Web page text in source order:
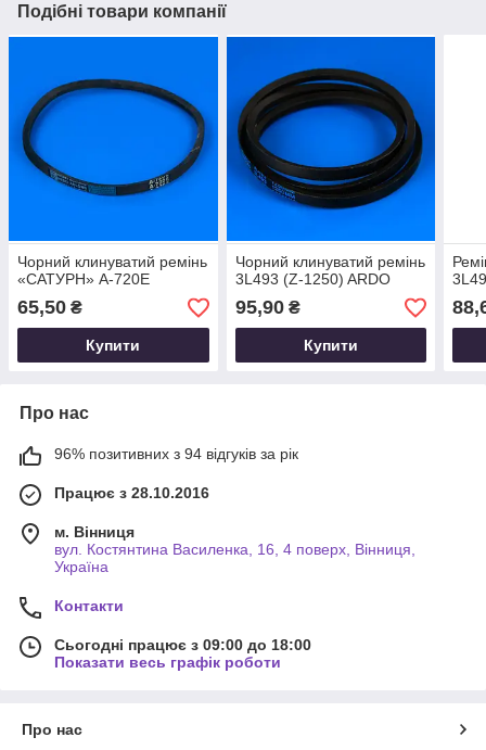
Подібні товари компанії
Чорний клинуватий ремінь
«САТУРН» A-720Е
65,50 ₴
Купити
Чорний клинуватий ремінь
3L493 (Z-1250) ARDO
95,90₴
Купити
Про нас
96% позитивних з 94 відгуків за рік
Працює з 28.10.2016
м. Вінниця
вул. Костянтина Василенка, 16, 4 поверх, Вінниця,
Україна
Контакти
Сьогодні працює з 09:00 до 18:00
Показати весь графік роботи
Про нас